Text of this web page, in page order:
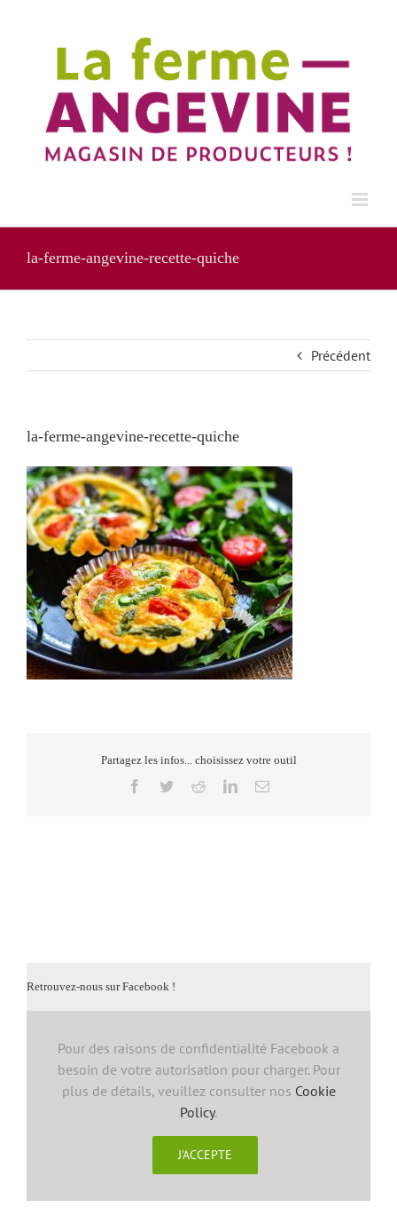
la-ferme-angevine-recette-quiche
Précédent
la-ferme-angevine-recette-quiche
Partagez les infos... choisissez votre outil
Facebook
TwitterRedditLinkedInEmail
Retrouvez-nous sur Facebook !
Pour des raisons de confidentialité Facebook a
besoin de votre autorisation pour charger. Pour
plus de détails, veuillez consulter nos Cookie
Policy.
J'ACCEPTE